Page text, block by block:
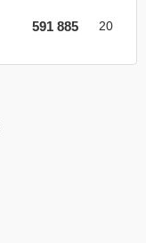
591 885 20